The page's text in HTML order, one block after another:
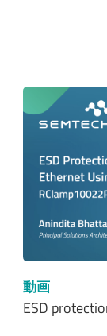
動画
ESD